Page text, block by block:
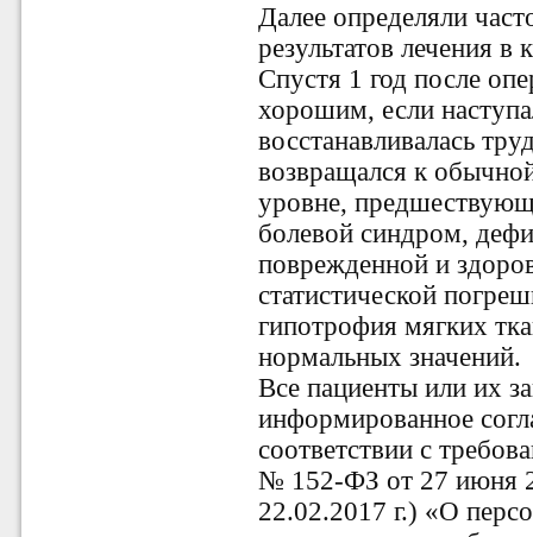
Далее определяли
результатов лечения
Спустя 1 год после
хорошим, если
восстанавливалась
возвращался к
уровне,
болевой синдром,
поврежденной и
статистической
гипотрофия мягких
нормальных значений.
Все пациенты или их
информированное
соответствии с
№ 152-ФЗ от 27 июня
22.02.2017 г.) «О